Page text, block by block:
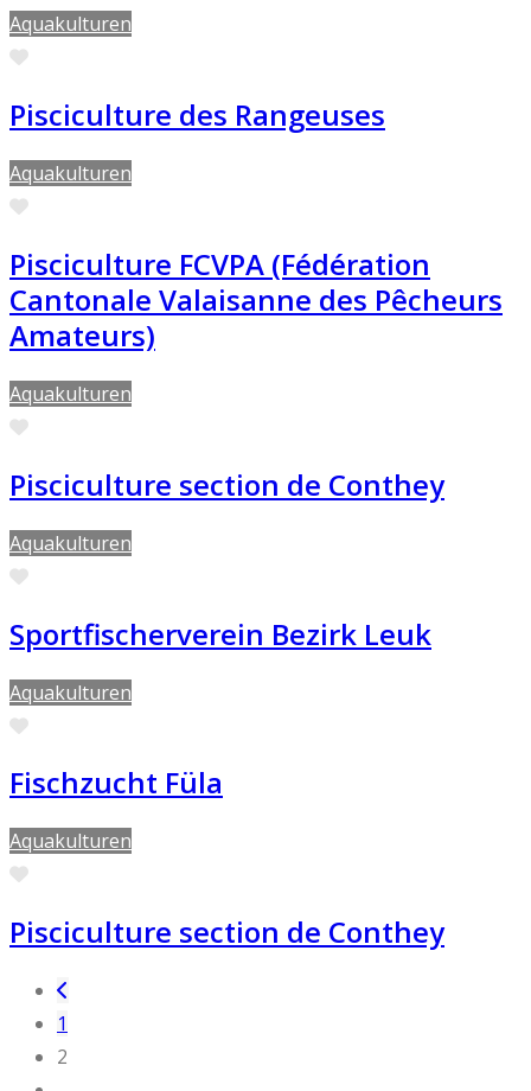
Aquakulturen
Preferito
Pisciculture des Rangeuses
Aquakulturen
Preferito
Pisciculture FCVPA (Fédération
Cantonale Valaisanne des Pêcheurs
Amateurs)
Aquakulturen
Preferito
Pisciculture section de Conthey
Aquakulturen
Preferito
Sportfischerverein Bezirk Leuk
Aquakulturen
Preferito
Fischzucht Füla
Aquakulturen
Preferito
Pisciculture section de Conthey
Posts navigation
1
2